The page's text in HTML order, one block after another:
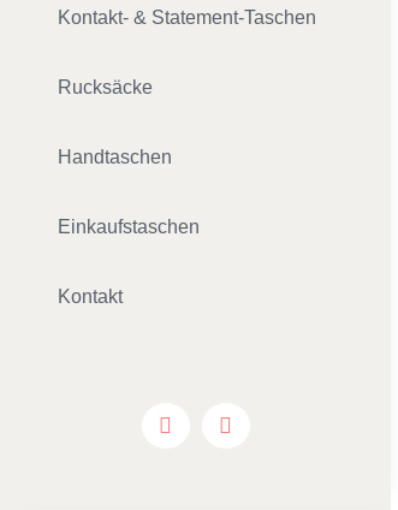
Kontakt- & Statement-Taschen
Rucksäcke
Handtaschen
Einkaufstaschen
Kontakt